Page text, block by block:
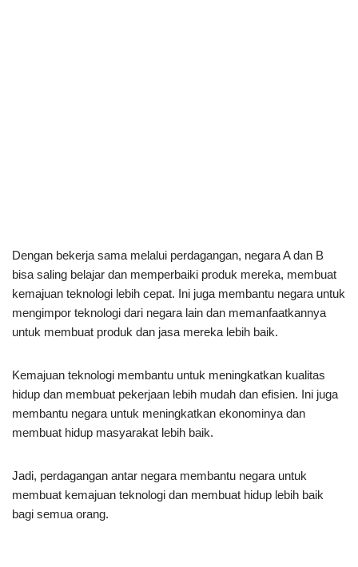
Dengan bekerja sama melalui perdagangan, negara A dan B
bisa saling belajar dan memperbaiki produk mereka, membuat
kemajuan teknologi lebih cepat. Ini juga membantu negara untuk
mengimpor teknologi dari negara lain dan memanfaatkannya
untuk membuat produk dan jasa mereka lebih baik.
Kemajuan teknologi membantu untuk meningkatkan kualitas
hidup dan membuat pekerjaan lebih mudah dan efisien. Ini juga
membantu negara untuk meningkatkan ekonominya dan
membuat hidup masyarakat lebih baik.
Jadi, perdagangan antar negara membantu negara untuk
membuat kemajuan teknologi dan membuat hidup lebih baik
bagi semua orang.